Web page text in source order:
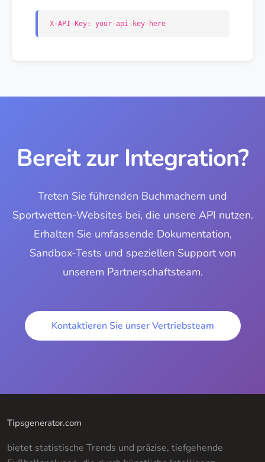
X-API-Key: your-api-key-here
Bereit zur Integration?
Treten Sie führenden Buchmachern und
Sportwetten-Websites bei, die unsere API nutzen.
Erhalten Sie umfassende Dokumentation,
Sandbox-Tests und speziellen Support von
unserem Partnerschaftsteam.
Kontaktieren Sie unser Vertriebsteam
Tipsgenerator.com
bietet statistische Trends und präzise, tiefgehende